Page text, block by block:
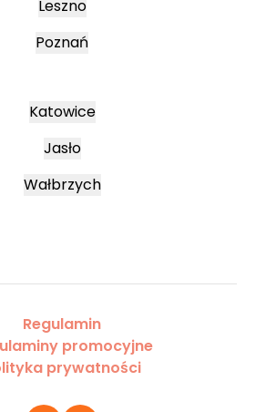
Leszno
Poznań
Katowice
Jasło
Wałbrzych
Regulamin
promocyjne
prywatności